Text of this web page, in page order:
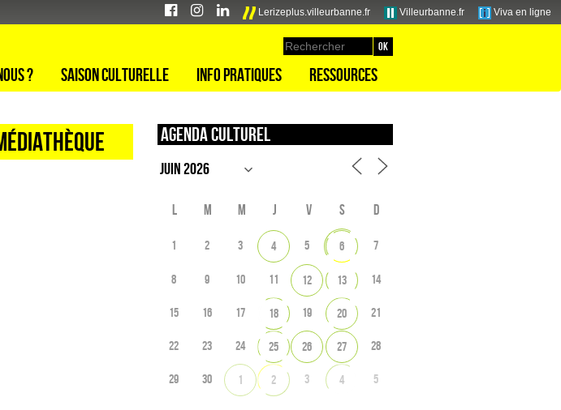
Lerizeplus.villeurbanne.fr Villeurbanne.fr Viva en ligne
? Saison culturelle Info pratiques Ressources
Agenda culturel
L M M J V S D
1 2 3 4 5 6 7
8 9 10 11 12 13 14
15 16 17 18 19 20 21
22 23 24 25 26 27 28
29 30 1 2 3 4 5